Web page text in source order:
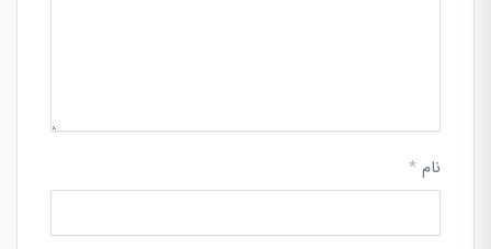
نام *